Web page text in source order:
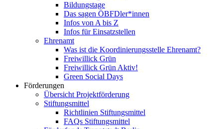
Bildungstage
Das sagen ÖBFDler*innen
Infos von A bis Z
Infos für Einsatzstellen
Ehrenamt
Was ist die Koordinierungsstelle Ehrenamt?
Freiwillick Grün
Freiwillick Grün Aktiv!
Green Social Days
Förderungen
Übersicht Projektförderung
Stiftungsmittel
Richtlinien Stiftungsmittel
FAQs Stiftungsmittel